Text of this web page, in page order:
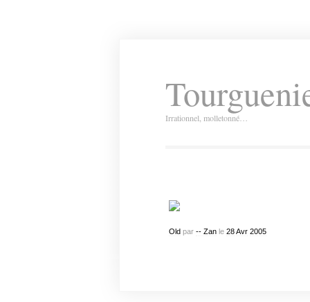
Irrationnel, molletonné…
Oldpar -- Zanle 28 Avr 2005